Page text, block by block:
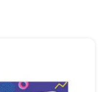
comunicações.